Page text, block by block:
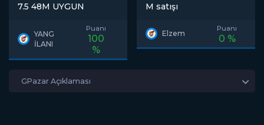
7.5 48M UYGUN
YANG
İLANI
Puanı
100
%
M satışı
Elzem
Puanı
0 %
GPazar Açıklaması